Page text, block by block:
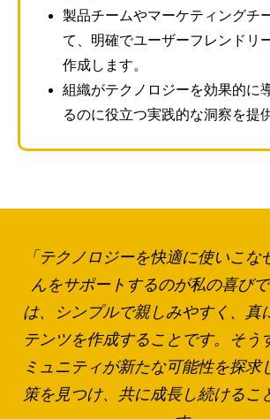
製品チームやマーケティングチ
て、明確でユーザーフレンドリ
作成します。
組織がテクノロジーを効果的に
るのに役立つ実践的な洞察を提
「テクノロジーを快適に使いこな
んをサポートするのが私の喜び
は、シンプルで親しみやすく、真
テンツを作成することです。そう
ミュニティが新たな可能性を探求
策を見つけ、共に成長し続けるこ